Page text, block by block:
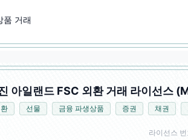
품 거래
아일랜드 FSC 외환 거래 라이선스
선물 금융 파생상품 증권 채권
라이선스 번